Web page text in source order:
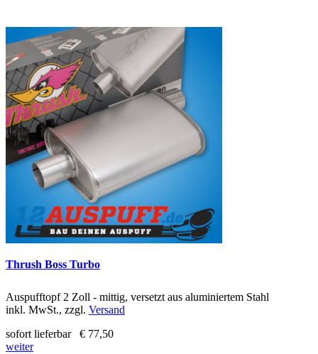
Thrush Boss Turbo
Auspufftopf 2 Zoll - mittig, versetzt aus aluminiertem Stahl
inkl. MwSt., zzgl. Versand
sofort lieferbar
€ 77,50
weiter